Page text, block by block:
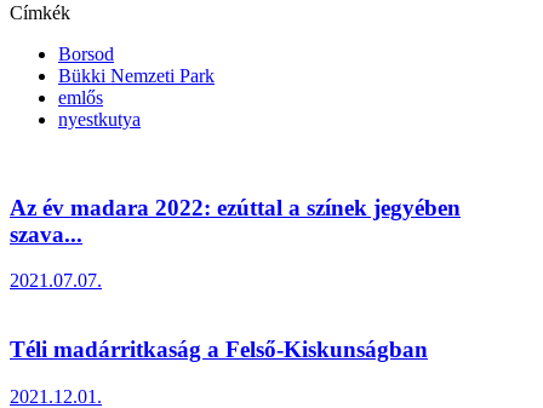
Címkék
Borsod
Bükki Nemzeti Park
emlős
nyestkutya
Az év madara 2022: ezúttal a színek jegyében
szava...
2021.07.07.
Téli madárritkaság a Felső-Kiskunságban
2021.12.01.